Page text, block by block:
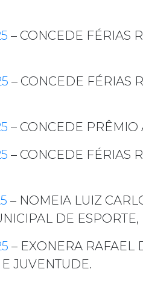
– CONCEDE FÉRIAS
– CONCEDE FÉRIAS
– CONCEDE PRÊMIO
– CONCEDE FÉRIAS
– NOMEIA LUIZ
DE
– EXONERA RAFAEL
JUVENTUDE.